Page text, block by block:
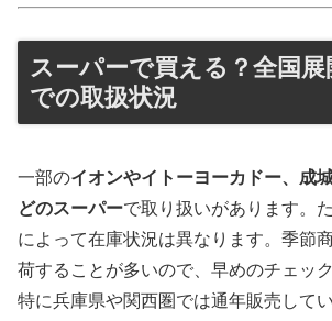
スーパーで買える？全国
での取扱状況
一部のイオンやイトーヨーカドー、成
どのスーパーで取り扱いがあります。
によって在庫状況は異なります。季節
荷することが多いので、早めのチェッ
特に兵庫県や関西圏では通年販売して